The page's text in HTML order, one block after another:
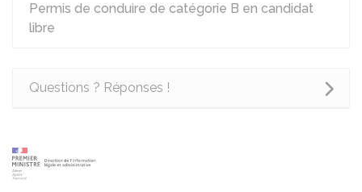
Permis de conduire de catégorie B en candidat
libre
Questions ? Réponses !